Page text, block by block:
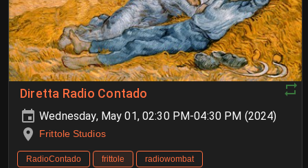
Diretta Radio Contado
Wednesday, May 01, 02:30 PM-04:30 PM (2024)
Frittole Studios
RadioContado frittole radiowombat